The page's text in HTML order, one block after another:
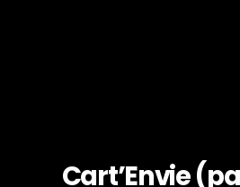
Cart’Envie